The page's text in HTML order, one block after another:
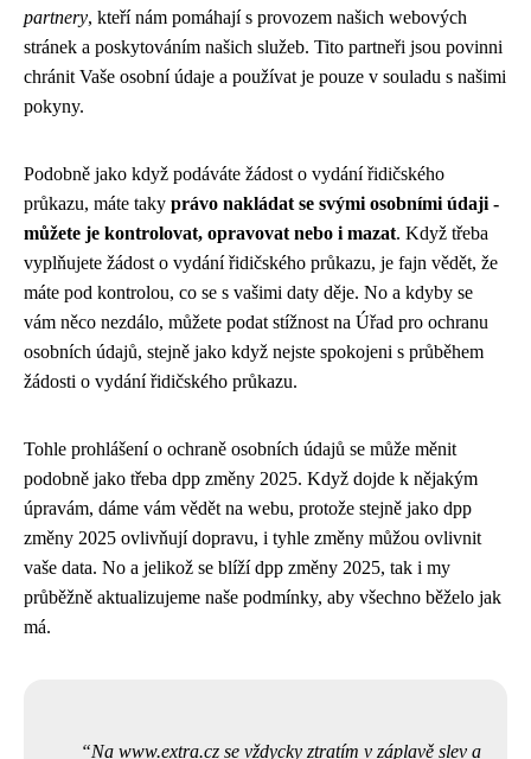
partnery, kteří nám pomáhají s provozem našich webových
stránek a poskytováním našich služeb. Tito partneři jsou povinni
chránit Vaše osobní údaje a používat je pouze v souladu s našimi
pokyny.
Podobně jako když podáváte žádost o vydání řidičského
průkazu, máte taky právo nakládat se svými osobními údaji -
můžete je kontrolovat, opravovat nebo i mazat. Když třeba
vyplňujete žádost o vydání řidičského průkazu, je fajn vědět, že
máte pod kontrolou, co se s vašimi daty děje. No a kdyby se
vám něco nezdálo, můžete podat stížnost na Úřad pro ochranu
osobních údajů, stejně jako když nejste spokojeni s průběhem
žádosti o vydání řidičského průkazu.
Tohle prohlášení o ochraně osobních údajů se může měnit
podobně jako třeba dpp změny 2025. Když dojde k nějakým
úpravám, dáme vám vědět na webu, protože stejně jako dpp
změny 2025 ovlivňují dopravu, i tyhle změny můžou ovlivnit
vaše data. No a jelikož se blíží dpp změny 2025, tak i my
průběžně aktualizujeme naše podmínky, aby všechno běželo jak
má.
Na www.extra.cz se vždycky ztratím v záplavě slev a